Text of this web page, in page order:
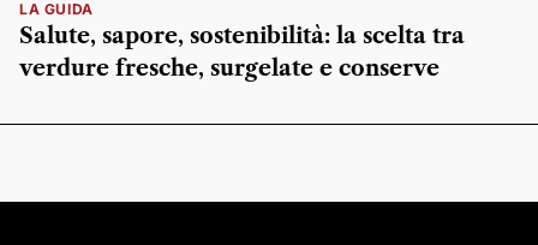
LA GUIDA
Salute, sapore, sostenibilità: la scelta tra
verdure fresche, surgelate e conserve